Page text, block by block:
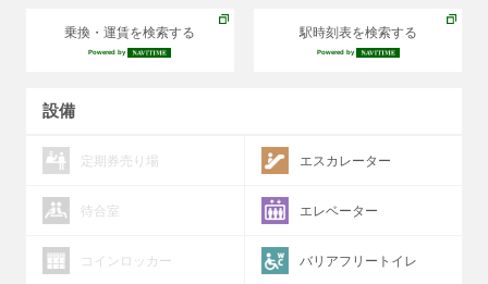
乗換・運賃を検索する
Powered by
駅時刻表を検索する
Powered by
設備
定期券売り場 エスカレーター
待合室 エレベーター
コインロッカー バリアフリートイレ